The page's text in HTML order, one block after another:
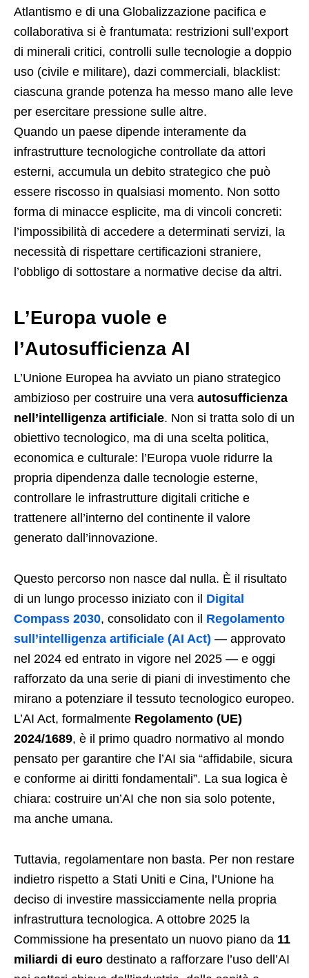
Atlantismo e di una Globalizzazione pacifica e
collaborativa si è frantumata: restrizioni sull’export
di minerali critici, controlli sulle tecnologie a doppio
uso (civile e militare), dazi commerciali, blacklist:
ciascuna grande potenza ha messo mano alle leve
per esercitare pressione sulle altre.
Quando un paese dipende interamente da
infrastrutture tecnologiche controllate da attori
esterni, accumula un debito strategico che può
essere riscosso in qualsiasi momento. Non sotto
forma di minacce esplicite, ma di vincoli concreti:
l’impossibilità di accedere a determinati servizi, la
necessità di rispettare certificazioni straniere,
l’obbligo di sottostare a normative decise da altri.
L’Europa vuole e
l’Autosufficienza AI
L’Unione Europea ha avviato un piano strategico
ambizioso per costruire una vera autosufficienza
nell’intelligenza artificiale. Non si tratta solo di un
obiettivo tecnologico, ma di una scelta politica,
economica e culturale: l’Europa vuole ridurre la
propria dipendenza dalle tecnologie esterne,
controllare le infrastrutture digitali critiche e
trattenere all’interno del continente il valore
generato dall’innovazione.
Questo percorso non nasce dal nulla. È il risultato
di un lungo processo iniziato con il Digital
Compass 2030, consolidato con il Regolamento
sull’intelligenza artificiale (AI Act) — approvato
nel 2024 ed entrato in vigore nel 2025 — e oggi
rafforzato da una serie di piani di investimento che
mirano a potenziare il tessuto tecnologico europeo.
L’AI Act, formalmente Regolamento (UE)
2024/1689, è il primo quadro normativo al mondo
pensato per garantire che l’AI sia “affidabile, sicura
e conforme ai diritti fondamentali”. La sua logica è
chiara: costruire un’AI che non sia solo potente,
ma anche umana.
Tuttavia, regolamentare non basta. Per non restare
indietro rispetto a Stati Uniti e Cina, l’Unione ha
deciso di investire massicciamente nella propria
infrastruttura tecnologica. A ottobre 2025 la
Commissione ha presentato un nuovo piano da 11
miliardi di euro destinato a rafforzare l’uso dell’AI